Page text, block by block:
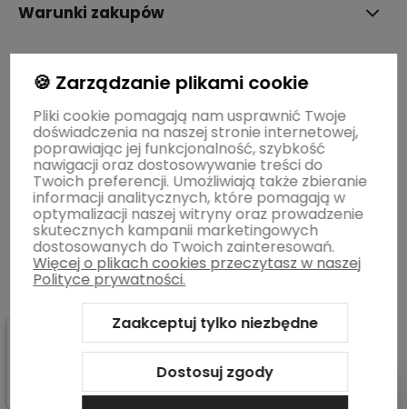
Warunki zakupów
STREFY MAREK
BLOG
Informacje o sklepie
Sklep internetowy Shoper.pl Szablon Shoper Modern 3.0™
🍪 Zarządzanie plikami cookie
Pliki cookie pomagają nam usprawnić Twoje
doświadczenia na naszej stronie internetowej,
poprawiając jej funkcjonalność, szybkość
nawigacji oraz dostosowywanie treści do
Twoich preferencji. Umożliwiają także zbieranie
informacji analitycznych, które pomagają w
optymalizacji naszej witryny oraz prowadzenie
skutecznych kampanii marketingowych
dostosowanych do Twoich zainteresowań.
Więcej o plikach cookies przeczytasz w naszej
Polityce prywatności.
Zaakceptuj tylko niezbędne
Dostosuj zgody